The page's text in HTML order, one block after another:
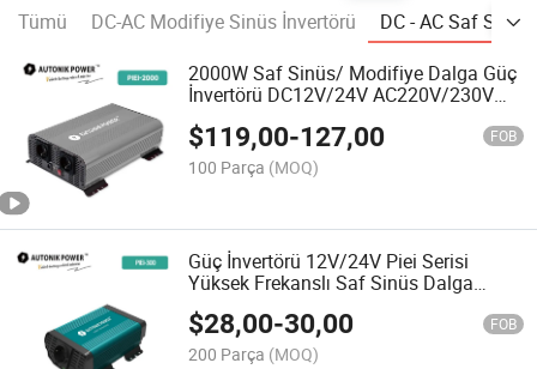
Tümü DC-AC Modifiye Sinüs İnvertörü
DC - AC Saf
2000W Saf Sinüs/ Modifiye Dalga Güç
İnvertörü DC12V/24V AC220V/230V
$119,00-127,00 FOB
100 Parça (MOQ)
Güç İnvertörü 12V/24V Piei Serisi
Yüksek Frekanslı Saf Sinüs Dalga
İnvertörü Güvenilir İnvertör Güç
İnvertörü Şarj Cihazı
$28,00-30,00 FOB
200 Parça (MOQ)